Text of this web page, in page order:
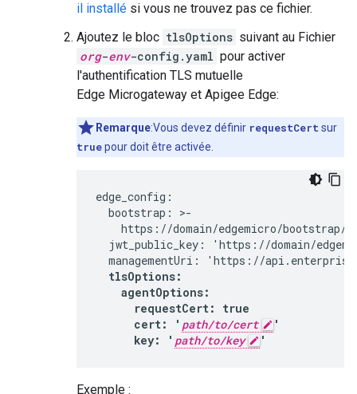
il installé si vous ne trouvez pas ce fichier.
Ajoutez le bloc tlsOptions suivant au Fichier
org-env-config.yaml pour activer
l'authentification TLS mutuelle
Edge Microgateway et Apigee Edge:
Remarque:Vous devez définir requestCert sur
truepour doit être activée.
edge_config:
  bootstrap: >-
https://domain/edgemicro/bootstrap/
jwt_public_key: 'https://domain/
managementUri: 'https://
tlsOptions:
    agentOptions:
      requestCert: true
      cert: '
path/to/cert
'
      key: '
path/to/key '
Exemple :